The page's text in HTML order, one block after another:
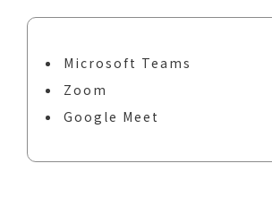
Microsoft Teams
Zoom
Google Meet